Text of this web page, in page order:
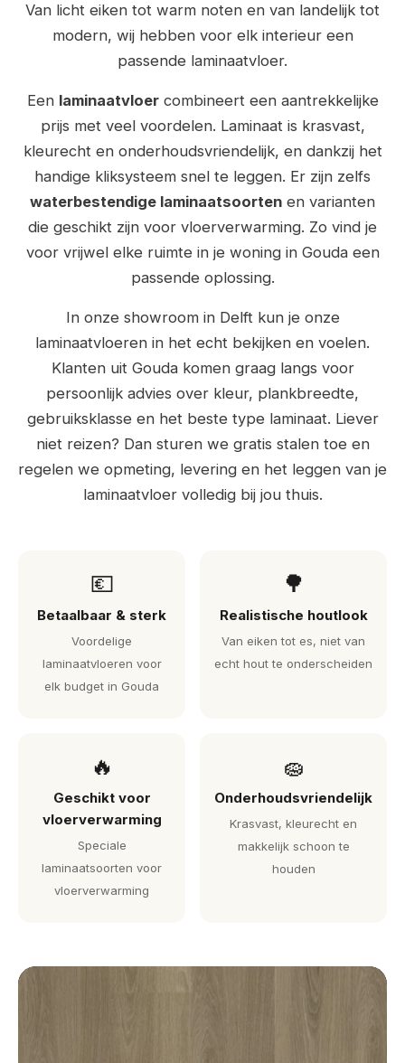
Van licht eiken tot warm noten en van landelijk tot
modern, wij hebben voor elk interieur een
passende laminaatvloer.
Een laminaatvloercombineert een aantrekkelijke
prijs met veel voordelen. Laminaat is krasvast,
kleurecht en onderhoudsvriendelijk, en dankzij het
handige kliksysteem snel te leggen. Er zijn zelfs
waterbestendige laminaatsoorten en varianten
die geschikt zijn voor vloerverwarming. Zo vind je
voor vrijwel elke ruimte in je woning in Gouda een
passende oplossing.
In onze showroom in Delft kun je onze
laminaatvloeren in het echt bekijken en voelen.
Klanten uit Gouda komen graag langs voor
persoonlijk advies over kleur, plankbreedte,
gebruiksklasse en het beste type laminaat. Liever
niet reizen? Dan sturen we gratis stalen toe en
regelen we opmeting, levering en het leggen van je
laminaatvloer volledig bij jou thuis.
💶
Betaalbaar & sterk
Voordelige
laminaatvloeren voor
elk budget in Gouda
🌳
Realistische houtlook
Van eiken tot es, niet van
echt hout te onderscheiden
🔥
Geschikt voor
vloerverwarming
Speciale
laminaatsoorten voor
vloerverwarming
🧽
Onderhoudsvriendelijk
Krasvast, kleurecht en
makkelijk schoon te
houden